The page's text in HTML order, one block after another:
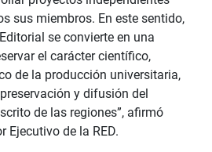
sus miembros. En este sentido,
se convierte en una
el carácter científico,
de la producción universitaria,
y difusión del
de las regiones”, afirmó
Ejecutivo de la RED.